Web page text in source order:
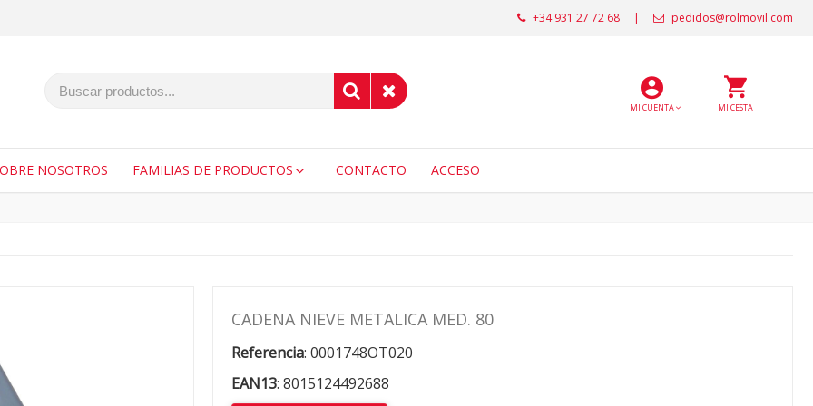
pedidos@rolmovil.com
|
+34 931 27 72 68
MI CUENTA MI CESTA
NOSOTROS FAMILIAS DE PRODUCTOS CONTACTO ACCESO
CADENA NIEVE METALICA MED. 80
Referencia: 0001748OT020
EAN13: 8015124492688